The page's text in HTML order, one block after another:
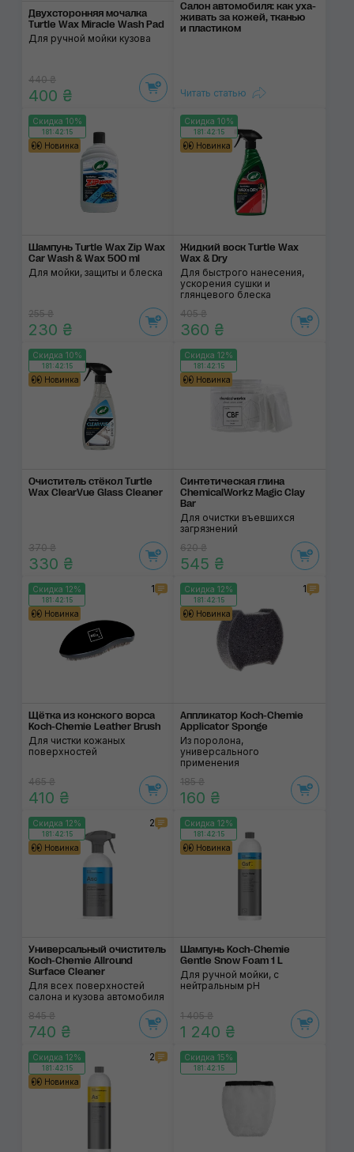
Двухсторонняя мочалка
Turtle Wax Miracle Wash Pad
Для ручной мойки кузова
440 ₴
400 ₴
Салон автомобиля: как уха­
жи­вать за ко­жей, тка­нью
и пла­сти­ком
Читать статью
Скидка 10%
181:42:14
Новинка
Шампунь Turtle Wax Zip Wax
Car Wash & Wax 500 ml
Для мойки, защиты и блеска
255 ₴
230 ₴
Скидка 10%
181:42:14
Новинка
Жидкий воск Turtle Wax
Wax & Dry
Для быстрого нанесения,
ускорения сушки и
глянцевого блеска
405 ₴
360 ₴
Скидка 10%
181:42:14
Новинка
Очиститель стёкол Turtle
Wax ClearVue Glass Cleaner
370 ₴
330 ₴
Скидка 12%
181:42:14
Новинка
Синтетическая глина
ChemicalWorkz Magic Clay
Bar
Для очистки въевшихся
загрязнений
620 ₴
545 ₴
Скидка 12%
181:42:14
Новинка
1
Щётка из конского ворса
Koch-Chemie Leather Brush
Для чистки кожаных
поверхностей
465 ₴
410 ₴
Скидка 12%
181:42:14
Новинка
1
Аппликатор Koch-Chemie
Applicator Sponge
Из поролона,
универсального
применения
185 ₴
160 ₴
Скидка 12%
181:42:14
Новинка
2
Универсальный очиститель
Koch-Chemie Allround
Surface Cleaner
Для всех поверхностей
салона и кузова автомобиля
845 ₴
740 ₴
Скидка 12%
181:42:14
Новинка
Шампунь Koch-Chemie
Gentle Snow Foam 1 L
Для ручной мойки, с
нейтральным pH
1 405 ₴
1 240 ₴
Скидка 12%
181:42:14
Новинка
2 Скидка 15%
181:42:14